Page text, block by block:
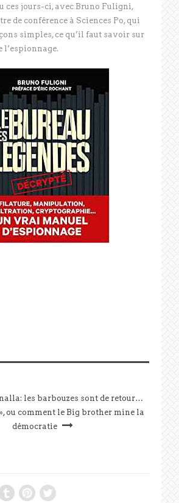
ces jours-ci, avec Bruno Fuligni,
de conférence à Sciences Po, qui
simples, ce qu’il faut savoir sur
l’espionnage.
les barbouzes sont de retour…
ou comment le Big brother mine la
démocratie